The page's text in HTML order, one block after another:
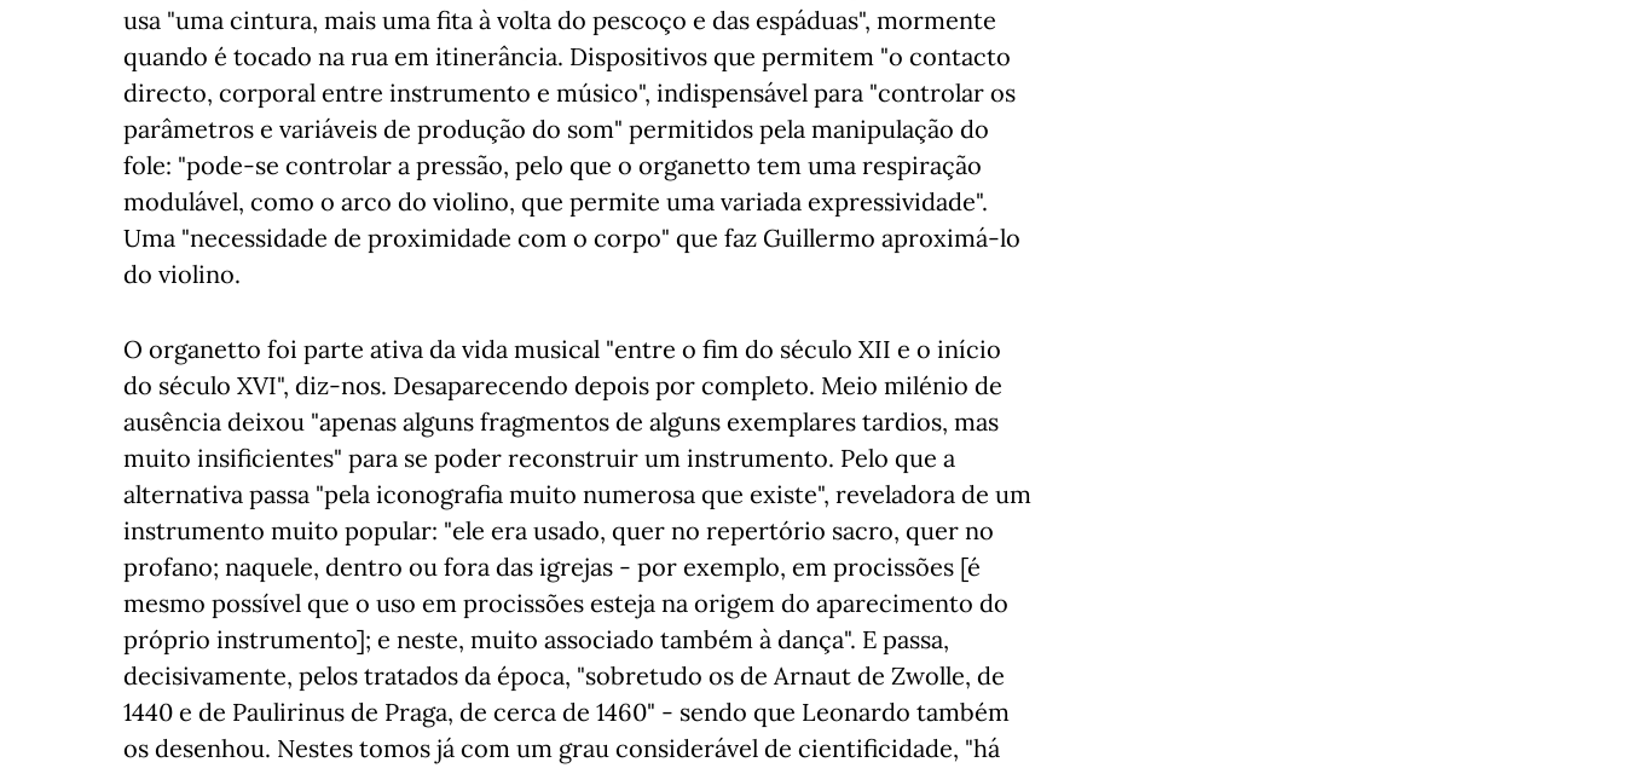
usa "uma cintura, mais uma fita à volta do pescoço e das espáduas", mormente
quando é tocado na rua em itinerância. Dispositivos que permitem "o contacto
directo, corporal entre instrumento e músico", indispensável para "controlar os
parâmetros e variáveis de produção do som" permitidos pela manipulação do
fole: "pode-se controlar a pressão, pelo que o organetto tem uma respiração
modulável, como o arco do violino, que permite uma variada expressividade".
Uma "necessidade de proximidade com o corpo" que faz Guillermo aproximá-lo
do violino.
O organetto foi parte ativa da vida musical "entre o fim do século XII e o início
do século XVI", diz-nos. Desaparecendo depois por completo. Meio milénio de
ausência deixou "apenas alguns fragmentos de alguns exemplares tardios, mas
muito insificientes" para se poder reconstruir um instrumento. Pelo que a
alternativa passa "pela iconografia muito numerosa que existe", reveladora de um
instrumento muito popular: "ele era usado, quer no repertório sacro, quer no
profano; naquele, dentro ou fora das igrejas - por exemplo, em procissões [é
mesmo possível que o uso em procissões esteja na origem do aparecimento do
próprio instrumento]; e neste, muito associado também à dança". E passa,
decisivamente, pelos tratados da época, "sobretudo os de Arnaut de Zwolle, de
1440 e de Paulirinus de Praga, de cerca de 1460" - sendo que Leonardo também
os desenhou. Nestes tomos já com um grau considerável de cientificidade, "há